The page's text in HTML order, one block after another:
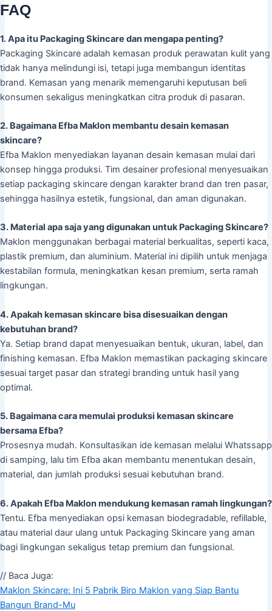
FAQ
1. Apa itu Packaging Skincare dan mengapa penting?
Packaging Skincare adalah kemasan produk perawatan kulit yang
tidak hanya melindungi isi, tetapi juga membangun identitas
brand. Kemasan yang menarik memengaruhi keputusan beli
konsumen sekaligus meningkatkan citra produk di pasaran.
2. Bagaimana Efba Maklon membantu desain kemasan
skincare?
Efba Maklon menyediakan layanan desain kemasan mulai dari
konsep hingga produksi. Tim desainer profesional menyesuaikan
setiap packaging skincare dengan karakter brand dan tren pasar,
sehingga hasilnya estetik, fungsional, dan aman digunakan.
3. Material apa saja yang digunakan untuk Packaging Skincare?
Maklon menggunakan berbagai material berkualitas, seperti kaca,
plastik premium, dan aluminium. Material ini dipilih untuk menjaga
kestabilan formula, meningkatkan kesan premium, serta ramah
lingkungan.
4. Apakah kemasan skincare bisa disesuaikan dengan
kebutuhan brand?
Ya. Setiap brand dapat menyesuaikan bentuk, ukuran, label, dan
finishing kemasan. Efba Maklon memastikan packaging skincare
sesuai target pasar dan strategi branding untuk hasil yang
optimal.
5. Bagaimana cara memulai produksi kemasan skincare
bersama Efba?
Prosesnya mudah. Konsultasikan ide kemasan melalui Whatssapp
di samping, lalu tim Efba akan membantu menentukan desain,
material, dan jumlah produksi sesuai kebutuhan brand.
6. Apakah Efba Maklon mendukung kemasan ramah lingkungan?
Tentu. Efba menyediakan opsi kemasan biodegradable, refillable,
atau material daur ulang untuk Packaging Skincare yang aman
bagi lingkungan sekaligus tetap premium dan fungsional.
// Baca Juga:
Maklon Skincare: Ini 5 Pabrik Biro Maklon yang Siap Bantu
Bangun Brand-Mu